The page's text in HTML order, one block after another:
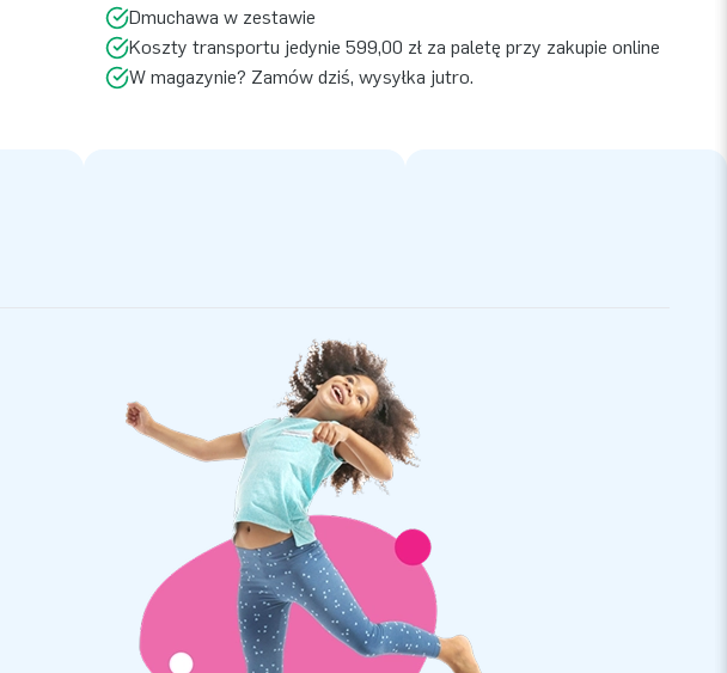
Dmuchawa w zestawie
Koszty transportu jedynie 599,00 zł za paletę przy zakupie online
W magazynie? Zamów dziś, wysyłka jutro.